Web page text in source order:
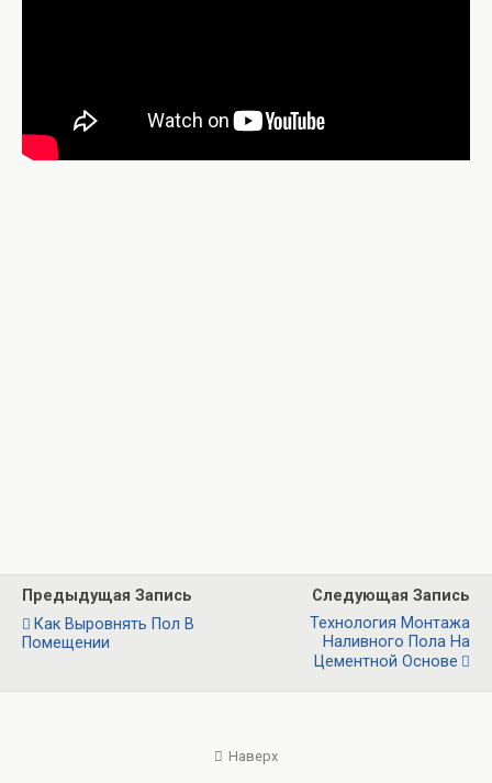
Предыдущая Запись
Как Выровнять Пол В
Помещении
Следующая Запись
Технология Монтажа
Наливного Пола На
Цементной Основе
Наверх